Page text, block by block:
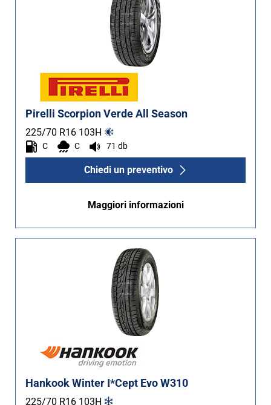
Pirelli Scorpion Verde All Season
225/70 R16 103H
C C 71 db
Chiedi un preventivo
Maggiori informazioni
Hankook Winter I*Cept Evo W310
225/70 R16 103H